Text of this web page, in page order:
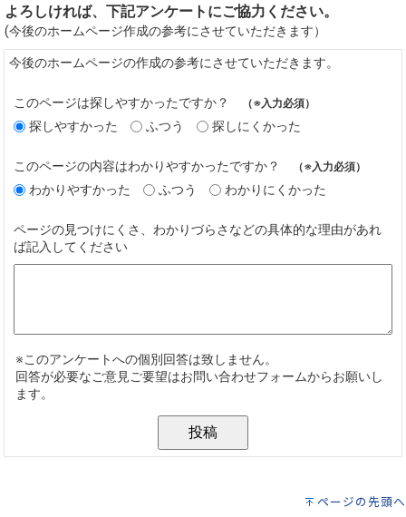
ページの先頭へ